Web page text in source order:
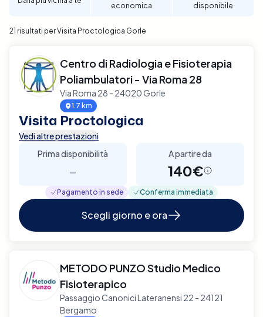
economica
disponibile
21 risultati per Visita Proctologica Gorle
Centro di Radiologia e Fisioterapia
Poliambulatori - Via Roma 28
Via Roma 28 - 24020 Gorle
1.7 km
Visita Proctologica
Vedi altre prestazioni
Prima disponibilità
-
A partire da
140€
Pagamento in sede Conferma immediata
Scegli giorno e ora
METODO PUNZO Studio Medico
Fisioterapico
Passaggio Canonici Lateranensi 22 - 24121
Bergamo